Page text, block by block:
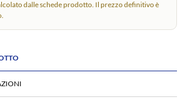
dalle schede prodotto. Il prezzo definitivo è